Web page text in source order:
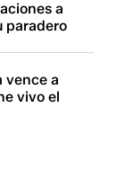
a
paradero
vence a
vivo el